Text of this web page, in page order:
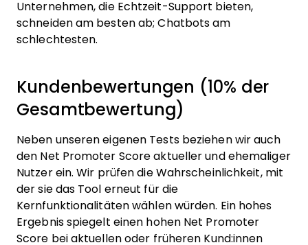
Unternehmen, die Echtzeit-Support bieten,
schneiden am besten ab; Chatbots am
schlechtesten.
Kundenbewertungen (10% der
Gesamtbewertung)
Neben unseren eigenen Tests beziehen wir auch
den Net Promoter Score aktueller und ehemaliger
Nutzer ein. Wir prüfen die Wahrscheinlichkeit, mit
der sie das Tool erneut für die
Kernfunktionalitäten wählen würden. Ein hohes
Ergebnis spiegelt einen hohen Net Promoter
Score bei aktuellen oder früheren Kund:innen